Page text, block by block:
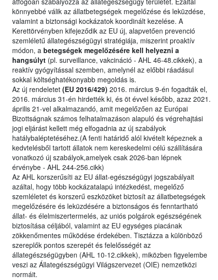
könnyebbé válik az állatbetegségek megelőzése és leküzdése,
valamint a biztonsági kockázatok koordinált kezelése. A
Kerettörvényben kifejeződik az EU új, alapvetően prevenció
szemléletű állategészségügyi stratégiája, miszerint proaktív
módon, a betegségek megelőzésére kell helyezni a
hangsúlyt (pl. surveillance, vakcináció - AHL 46-48.cikkek), a
reaktív gyógyítással szemben, amelynél az előbbi ráadásul
sokkal költséghatékonyabb megoldás is.
Az új rendeletet (EU 2016/429) 2016. március 9-én fogadták el,
2016. március 31-én hirdették ki, és öt évvel később, azaz 2021.
április 21-vel alkalmazandó, amit megelőzően az Európai
Bizottságnak számos felhatalmazáson alapuló és végrehajtási
jogi eljárást kellett még elfogadnia az új szabályok
hatálybaléptetéséhez.(A fenti határidő alól kivételt képeznek a
kedvtelésből tartott állatok nem kereskedelmi célú szállítására
vonatkozó új szabályok,amelyek csak 2026-ban lépnek
érvénybe - AHL 244-256.cikk)
Az AHL korszerűsíti az EU állat-egészségügyi jogszabályait
azáltal, hogy több kockázatalapú intézkedést, megelőző
szemléletet és korszerű eszközöket biztosít az állatbetegségek
megelőzésére és leküzdésére a biztonságos és fenntartható
állat- és élelmiszertermelés, az uniós polgárok egészségének
biztosítása céljából, valamint az EU egységes piacának
zökkenőmentes működése érdekében. Tisztázza a különböző
szereplők pontos szerepét és felelősségét az
állategészségügyben (AHL 10-12.cikkek), miközben figyelembe
veszi az Állategészségügyi Világszervezet (OIE) nemzetközi
normáit.